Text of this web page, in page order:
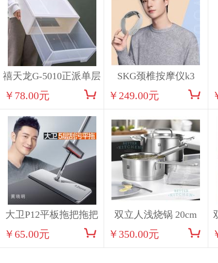
禧天龙G-5010正派单层
柜
￥78.00元
SKG颈椎按摩仪k3
￥249.00元
大卫P12平板拖把拖把
￥65.00元
双立人浅烧锅 20cm
ZW-C122
￥350.00元